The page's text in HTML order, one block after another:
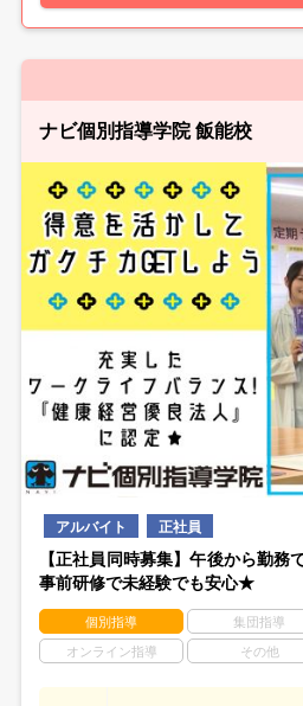
ナビ個別指導学院 飯能校
アルバイト 正社員
【正社員同時募集】午後から勤
事前研修で未経験でも安心★
個別指導 集団指導
オンライン指導 その他